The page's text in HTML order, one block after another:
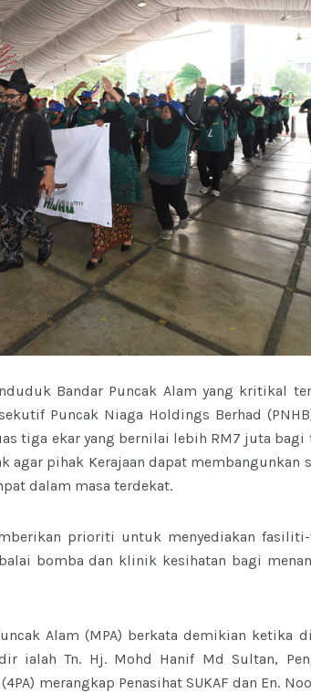
Bandar Puncak Alam yang kritikal
Puncak Niaga Holdings Berhad
tiga ekar yang bernilai lebih RM7 juta bagi
agar pihak Kerajaan dapat membangunkan
dalam masa terdekat.
prioriti untuk menyediakan
bomba dan klinik kesihatan bagi
Alam (MPA) berkata demikian ketika
ialah Tn. Hj. Mohd Hanif Md Sultan,
merangkap Penasihat SUKAF dan En.